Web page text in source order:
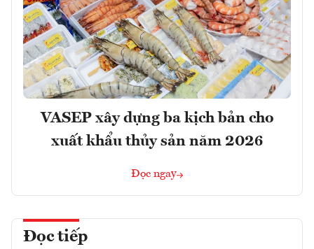
VASEP xây dựng ba kịch bản cho
xuất khẩu thủy sản năm 2026
Đọc ngay
Đọc tiếp